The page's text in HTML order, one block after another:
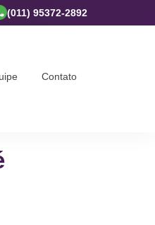
(011) 95372-2892
Contato